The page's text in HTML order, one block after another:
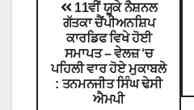
11ਵੀਂ ਯੂਕੇ ਨੈਸ਼ਨਲ
ਗੱਤਕਾ ਚੈਂਪੀਅਨਸ਼ਿਪ
ਕਾਰਡਿਫ ਵਿਖੇ ਹੋਈ
ਸਮਾਪਤ – ਵੇਲਜ਼ ‘ਚ
ਪਹਿਲੀ ਵਾਰ ਹੋਏ ਮੁਕਾਬਲੇ
: ਤਨਮਨਜੀਤ ਸਿੰਘ ਢੇਸੀ
ਐਮਪੀ